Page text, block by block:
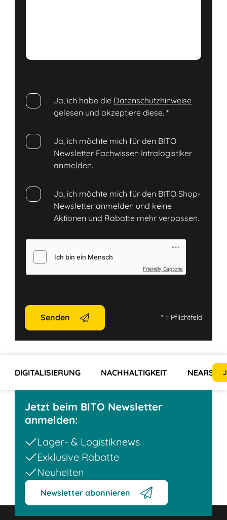
Ja, ich habe die Datenschutzhinweise
gelesen und akzeptiere diese.*
Ja, ich möchte mich für den BITO
Newsletter Fachwissen Intralogistiker
anmelden.
Ja, ich möchte mich für den BITO Shop-
Newsletter anmelden und keine
Aktionen und Rabatte mehr verpassen.
Friendly Captcha
Senden *= Pflichtfeld
DIGITALISIERUNG NACHHALTIGKEIT
Jetzt beim BITO Newsletter
anmelden:
Lager- & Logistiknews
Exklusive Rabatte
Neuheiten
Newsletter abonnieren